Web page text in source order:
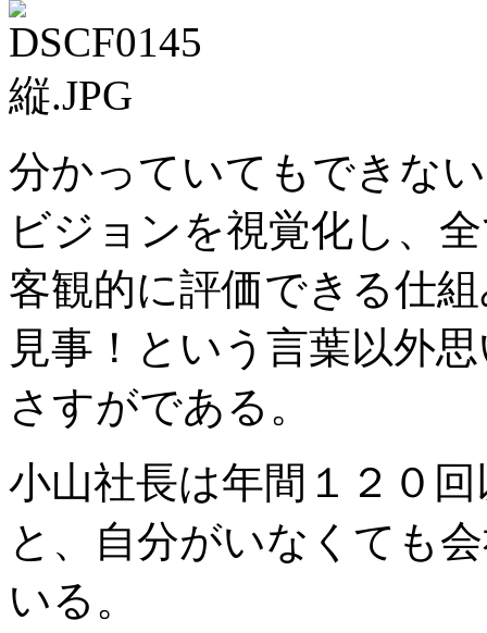
分かっていてもできな
ビジョンを視覚化し、
客観的に評価できる仕
見事！という言葉以外
さすがである。
小山社長は年間１２０
と、自分がいなくても
いる。